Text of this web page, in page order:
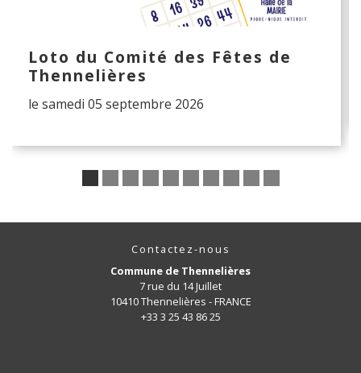
Loto du Comité des Fêtes de
Thennelières
le samedi 05 septembre 2026
Contactez-nous
Commune de Thennelières
7 rue du 14 Juillet
10410 Thennelières - FRANCE
+33 3 25 43 86 25